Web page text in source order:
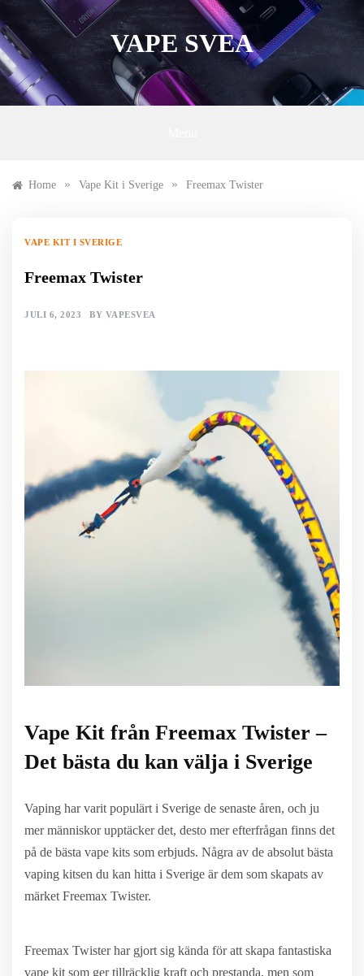
to
content
VAPE SVEA
Home » Vape Kit i Sverige » Freemax Twister
VAPE KIT I SVERIGE
Freemax Twister
JULI 6, 2023 BY VAPESVEA
Vape Kit från Freemax Twister –
Det bästa du kan välja i Sverige
Vaping har varit populärt i Sverige de senaste åren, och ju
mer människor upptäcker det, desto mer efterfrågan finns det
på de bästa vape kits som erbjuds. Några av de absolut bästa
vaping kitsen du kan hitta i Sverige är dem som skapats av
märket Freemax Twister.
Freemax Twister har gjort sig kända för att skapa fantastiska
vape kit som ger tillräcklig kraft och prestanda, men som